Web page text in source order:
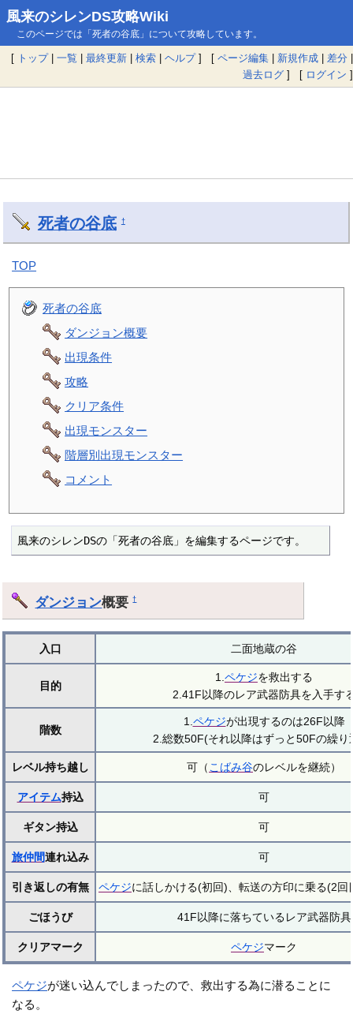
風来のシレンDS攻略Wiki
このページでは「死者の谷底」について攻略しています。
[ トップ| 一覧 | 最終更新 | 検索 | ヘルプ] [ ページ編集 | 新規作成 | 差分 |
過去ログ ] [ ログイン ]
死者の谷底 †
TOP
死者の谷底
ダンジョン概要
出現条件
攻略
クリア条件
出現モンスター
階層別出現モンスター
コメント
風来のシレンDSの「死者の谷底」を編集するページです。
ダンジョン概要†
入口 二面地蔵の谷
目的
1.ペケジを救出する
2.41F以降のレア武器防具を入手す
階数
1.ペケジが出現するのは26F以降
2.総数50F(それ以降はずっと50Fの繰り
レベル持ち越し 可（こばみ谷のレベルを継続）
アイテム持込 可
ギタン持込 可
旅仲間連れ込み 可
引き返しの有無 ペケジに話しかける(初回)、転送の方印に乗る(2回
ごほうび 41F以降に落ちているレア武器防具
クリアマーク ペケジマーク
ペケジが迷い込んでしまったので、救出する為に潜ることに
なる。